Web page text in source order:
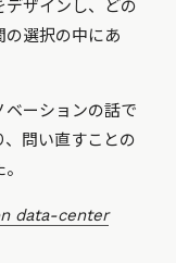
デザインし、どの
の選択の中にあ
ベーションの話で
問い直すことの
data-center